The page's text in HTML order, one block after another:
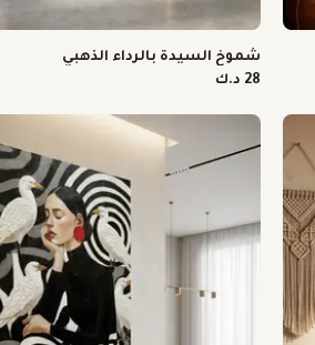
شموخ السيدة بالرداء الذهبي
28 د.ك